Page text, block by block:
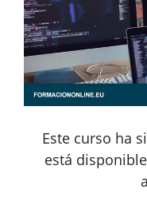
Este curso ha
está